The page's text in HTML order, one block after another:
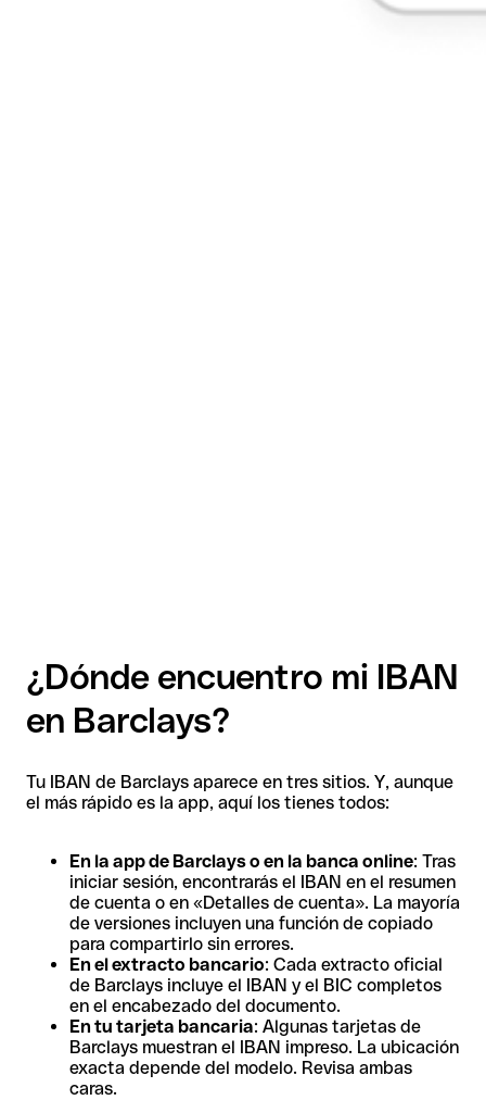
¿Dónde encuentro mi IBAN
en Barclays?
Tu IBAN de Barclays aparece en tres sitios. Y, aunque
el más rápido es la app, aquí los tienes todos:
En la app de Barclays o en la banca online: Tras
iniciar sesión, encontrarás el IBAN en el resumen
de cuenta o en «Detalles de cuenta». La mayoría
de versiones incluyen una función de copiado
para compartirlo sin errores.
En el extracto bancario: Cada extracto oficial
de Barclays incluye el IBAN y el BIC completos
en el encabezado del documento.
En tu tarjeta bancaria: Algunas tarjetas de
Barclays muestran el IBAN impreso. La ubicación
exacta depende del modelo. Revisa ambas
caras.